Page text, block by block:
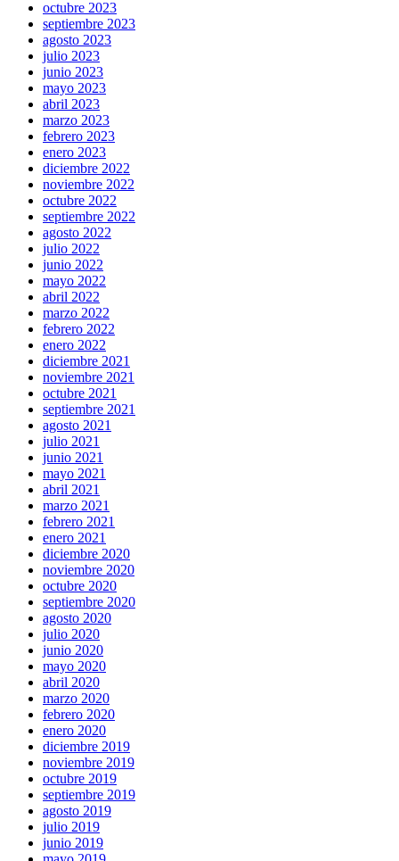
octubre 2023
septiembre 2023
agosto 2023
julio 2023
junio 2023
mayo 2023
abril 2023
marzo 2023
febrero 2023
enero 2023
diciembre 2022
noviembre 2022
octubre 2022
septiembre 2022
agosto 2022
julio 2022
junio 2022
mayo 2022
abril 2022
marzo 2022
febrero 2022
enero 2022
diciembre 2021
noviembre 2021
octubre 2021
septiembre 2021
agosto 2021
julio 2021
junio 2021
mayo 2021
abril 2021
marzo 2021
febrero 2021
enero 2021
diciembre 2020
noviembre 2020
octubre 2020
septiembre 2020
agosto 2020
julio 2020
junio 2020
mayo 2020
abril 2020
marzo 2020
febrero 2020
enero 2020
diciembre 2019
noviembre 2019
octubre 2019
septiembre 2019
agosto 2019
julio 2019
junio 2019